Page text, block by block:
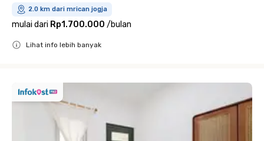
2.0 km dari mrican jogja
mulai dari Rp1.700.000 /bulan
Lihat info lebih banyak